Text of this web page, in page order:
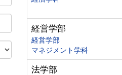
経営学部
経営学部
マネジメント学科
法学部